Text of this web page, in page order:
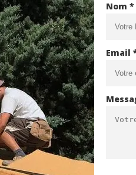
Nom *
Email